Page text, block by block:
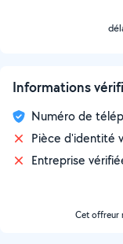
Informations
Numéro de
Pièce d'identité
Entreprise
Cet offreur